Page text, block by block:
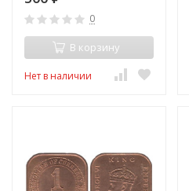
0
В корзину
Нет в наличии